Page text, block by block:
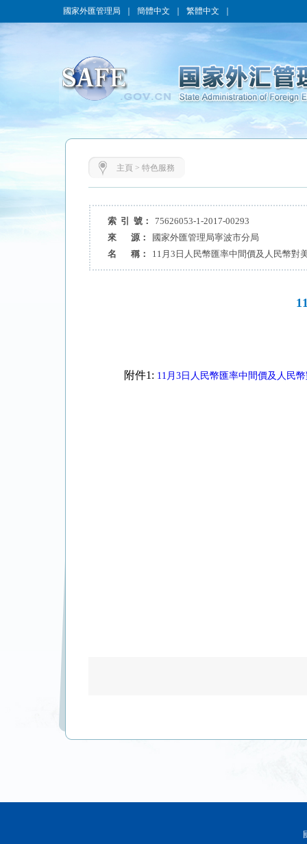
國家外匯管理局 簡體中文 繁體中文
主頁 > 特色服務
索 引 號：
75626053-1-2017-00293
來 源：
國家外匯管理局寧波市分局
名 稱：
11月3日人民幣匯率中間價及人民幣對
附件1: 11月3日人民幣匯率中間價及人民